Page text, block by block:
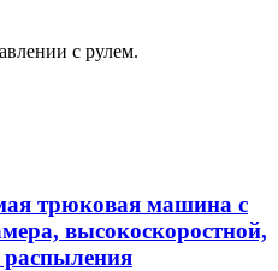
с рулем.
трюковая машина с
высокоскоростной,